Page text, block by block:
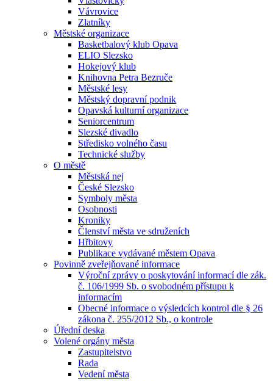
Vávrovice
Zlatníky
Městské organizace
Basketbalový klub Opava
ELIO Slezsko
Hokejový klub
Knihovna Petra Bezruče
Městské lesy
Městský dopravní podnik
Opavská kulturní organizace
Seniorcentrum
Slezské divadlo
Středisko volného času
Technické služby
O městě
Městská nej
České Slezsko
Symboly města
Osobnosti
Kroniky
Členství města ve sdruženích
Hřbitovy
Publikace vydávané městem Opava
Povinně zveřejňované informace
Výroční zprávy o poskytování informací dle zák.
č. 106/1999 Sb. o svobodném přístupu k
informacím
Obecné informace o výsledcích kontrol dle § 26
zákona č. 255/2012 Sb., o kontrole
Úřední deska
Volené orgány města
Zastupitelstvo
Rada
Vedení města